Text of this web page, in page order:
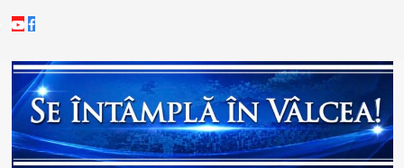
to
Youtube
Facebook